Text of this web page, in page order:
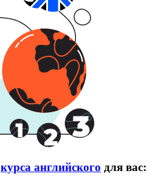
курса английского для вас: